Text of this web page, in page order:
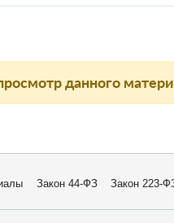
данного
Закон 44-ФЗ Закон 223-